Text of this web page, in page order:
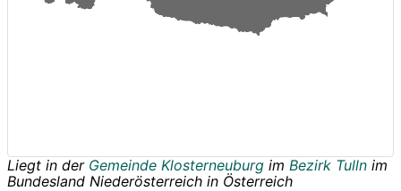
Liegt in der Gemeinde Klosterneuburg im Bezirk Tulln im
Bundesland Niederösterreich in Österreich